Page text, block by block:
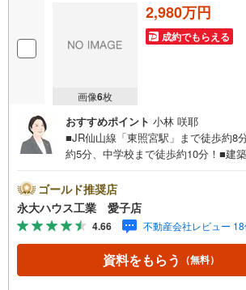
画像6枚
2,980万円
成約でもらえる
おすすめポイント 小林 咲耶
■JR仙山線「東照宮駅」まで徒歩約8
約5分、中学校まで徒歩約10分！■建
台市を中心に宮城県内の多数店舗で展
社の強みを大きく2つに分けてご紹介
識＞戸建・マンション・土地...と種別
り扱っております。更に教育施設や商
や行政などの地域情報を総合し、お
びをして頂けるよう、しっかりとサ
ゴールド推奨店
永大ハウス工業 愛子店
4.66 不動産会社レビュー
資料をもらう （無料）